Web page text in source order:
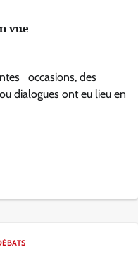
vue
‬occasions,‭ des‭
dialogues ont eu lieu en